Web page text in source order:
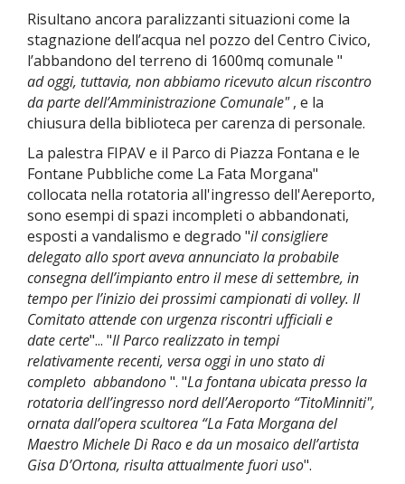
Risultano ancora paralizzanti situazioni come la
stagnazione dell’acqua nel pozzo del Centro Civico,
l’abbandono del terreno di 1600mq comunale "
adoggi, tuttavia, nonabbiamo ricevuto alcun riscontro
da parte dell’Amministrazione Comunale", e la
chiusura della biblioteca per carenza di personale.
La palestra FIPAV e il Parco di Piazza Fontana e le
Fontane Pubbliche come La Fata Morgana"
collocata nella rotatoria all'ingresso dell'Aereporto,
sono esempi di spazi incompleti o abbandonati,
esposti a vandalismo e degrado "il consigliere
delegato allo sportaveva annunciato la probabile
consegna dell’impianto entro il mese di settembre, in
tempo perl’inizio dei prossimi campionati di volley. Il
Comitato attende con urgenza riscontri ufficiali e
datecerte"... "Il Parcorealizzato in tempi
relativamenterecenti, versa oggi in uno stato di
completo abbandono". "La fontana ubicata presso la
rotatoria dell’ingresso nord dell’Aeroporto “TitoMinniti",
ornata dall’opera scultorea “La Fata Morgana del
Maestro Michele Di Raco e da unmosaico dell’artista
Gisa D’Ortona, risulta attualmente fuori uso".